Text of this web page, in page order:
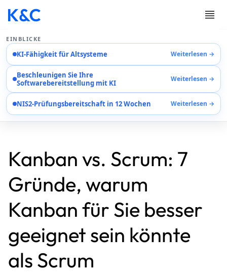
EINBLICKE
KI-Fähigkeit für Altsysteme Weiterlesen →
Beschleunigen Sie Ihre
Softwarebereitstellung mit KI
Weiterlesen →
NIS2-Prüfungsbereitschaft in 12 Wochen Weiterlesen →
Dienstleistungen
Fallstudien
Karriere
Über Uns
Kontaktieren Sie Uns
DE
Kanban vs. Scrum: 7
Gründe, warum
Kanban für Sie besser
geeignet sein könnte
als Scrum